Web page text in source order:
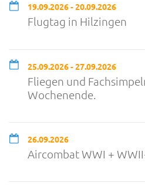
19.09.2026 - 20.09.2026
Flugtag in Hilzingen
25.09.2026 - 27.09.2026
Fliegen und
Wochenende.
26.09.2026
Aircombat WWI +